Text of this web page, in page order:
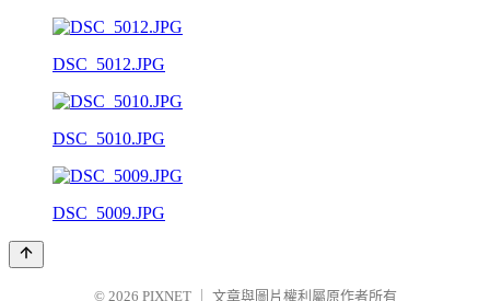
DSC_5012.JPG
DSC_5010.JPG
DSC_5009.JPG
© 2026 PIXNET 文章與圖片權利屬原作者所有